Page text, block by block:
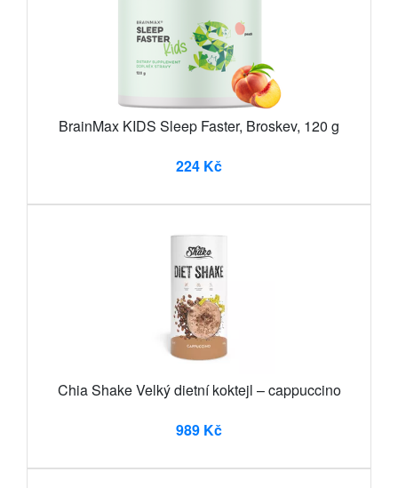
BrainMax KIDS Sleep Faster, Broskev, 120 g
224 Kč
Chia Shake Velký dietní koktejl – cappuccino
989 Kč